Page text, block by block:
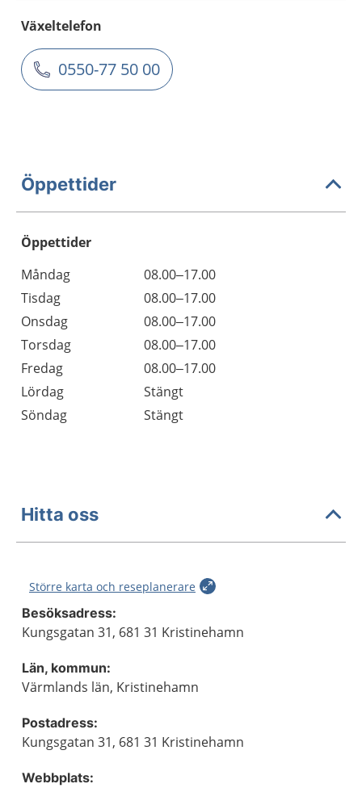
Växeltelefon
0550-77 50 00
Öppettider
Öppettider
Dag
Öppettider
Kommentarer
Måndag
08.00–17.00
Tisdag
08.00–17.00
Onsdag
08.00–17.00
Torsdag
08.00–17.00
Fredag
08.00–17.00
Lördag
Stängt
Söndag
Stängt
Hitta oss
Större karta och reseplanerare
Besöksadress:
Kungsgatan 31, 681 31 Kristinehamn
Län, kommun:
Värmlands län, Kristinehamn
Postadress:
Kungsgatan 31, 681 31 Kristinehamn
Webbplats: